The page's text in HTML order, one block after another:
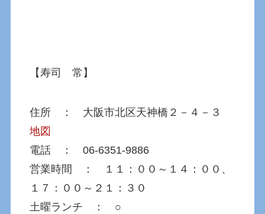
【寿司 常】
住所 ： 大阪市北区天神橋２－４－３
地図
電話 ： 06-6351-9886
営業時間 ： １１：００～１４：００、
１７：００～２１：３０
土曜ランチ ： ○